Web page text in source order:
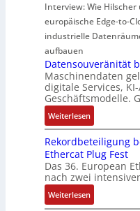
p
w
e
r
k
z
e
u
g
e
r
ü
b
e
r
w
a
c
h
t
t
h
e
r
m
e
m
i
t
2
0
u
n
d
4
0
A
C
-
N
t
z
t
e
i
l
e
r
h
ä
l
t
Interview: Wie
europäische Edge-to-
industrielle
aufbauen
Datensouveränität
Maschinendaten
digitale Services,
Geschäftsmodelle.
Weiterlesen:
D
a
t
e
n
s
o
Rekordbeteiligung
Ethercat Plug Fest
Das 36. European
nach zwei
Weiterlesen:
R